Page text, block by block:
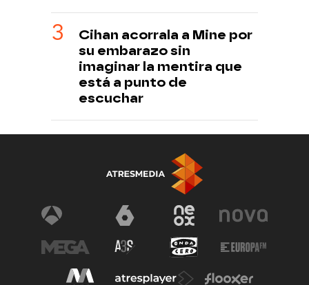
Cihan acorrala a Mine por
su embarazo sin
imaginar la mentira que
está a punto de
escuchar